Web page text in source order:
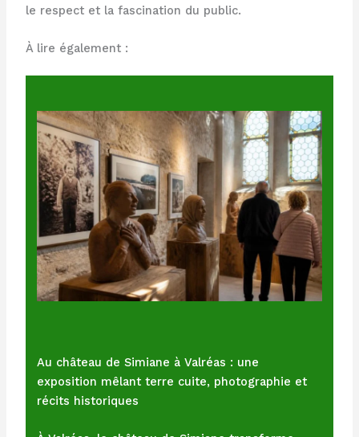
le respect et la fascination du public.
À lire également :
Au château de Simiane à Valréas : une
exposition mêlant terre cuite, photographie et
récits historiques